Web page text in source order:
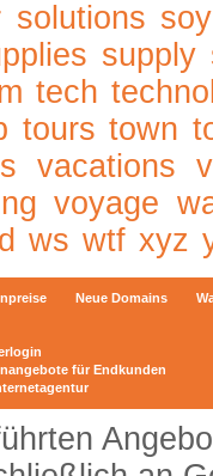
solutions soy
supply
tech
tours town
vacations
voyage
ws wtf xyz
Neue Domains
für Endkunden